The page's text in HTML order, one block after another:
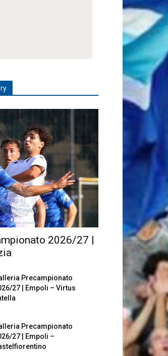
2026/27 |
Precampionato
27 | Empoli – Virtus
Precampionato
27 | Empoli –